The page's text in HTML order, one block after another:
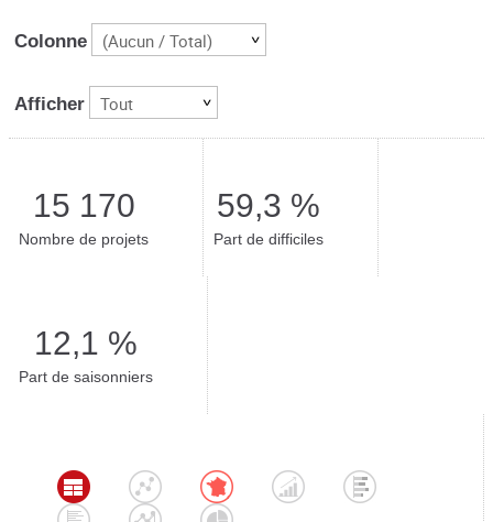
Colonne (Aucun / Total)
Afficher Tout
15 170
Nombre de projets
59,3 %
Part de difficiles
12,1 %
Part de saisonniers